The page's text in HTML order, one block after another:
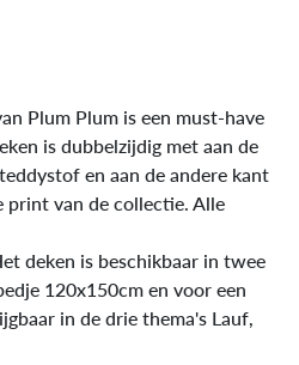
Plum Plum is een must-have
is dubbelzijdig met aan de
en aan de andere kant
print van de collectie. Alle
deken is beschikbaar in twee
120x150cm en voor een
in de drie thema's Lauf,